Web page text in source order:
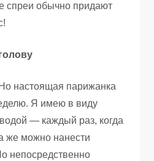
спреи обычно придают
настоящая парижанка
Я имею в виду
— каждый раз, когда
же можно нанести
непосредственно